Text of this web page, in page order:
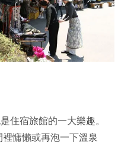
住宿旅館的一大樂趣。
慵懶或再泡一下溫泉